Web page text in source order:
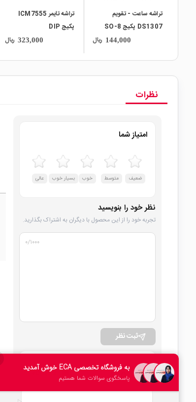
تراشه ساعت - تقویم
DS1307 پکیج SO-8
144,000 ریال
تراشه تایمر ICM7555
پکیج DIP
323,000 ریال
نظرات
امتیاز شما
ضعیف متوسط خوب بسیار خوب عالی
نظر خود را بنویسید
تجربه خود را از این محصول با دیگران به اشتراک بگذارید.
۰/۱۰۰۰
ثبت نظر
امتیاز کلی
5.0 2 دیدگاه